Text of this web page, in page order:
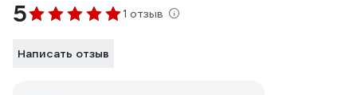
5 1 отзыв
Написать отзыв